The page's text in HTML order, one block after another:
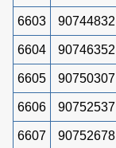
6603 90744832
6604 90746352
6605 90750307
6606 90752537
6607 90752678